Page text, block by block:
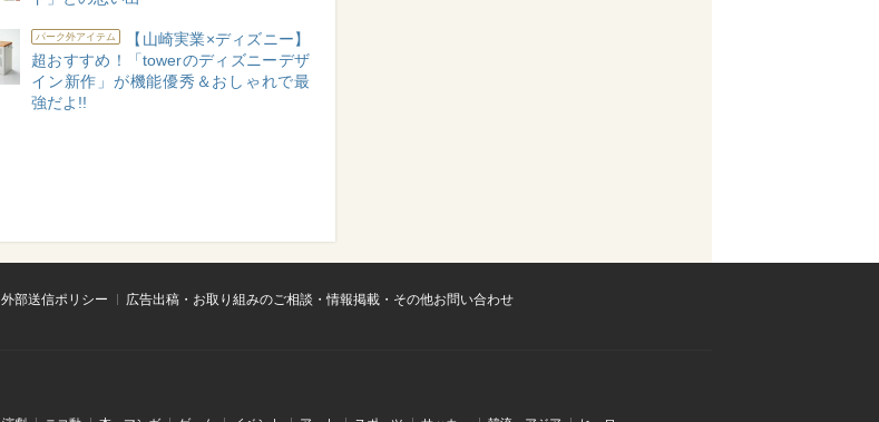
パーク外アイテム
【山崎実業×ディズニー】
超おすすめ！「towerのディズニーデザ
イン新作」が機能優秀＆おしゃれで最
強だよ!!
外部送信ポリシー
広告出稿・お取り組みのご相談・情報掲載・その他お問い合わせ